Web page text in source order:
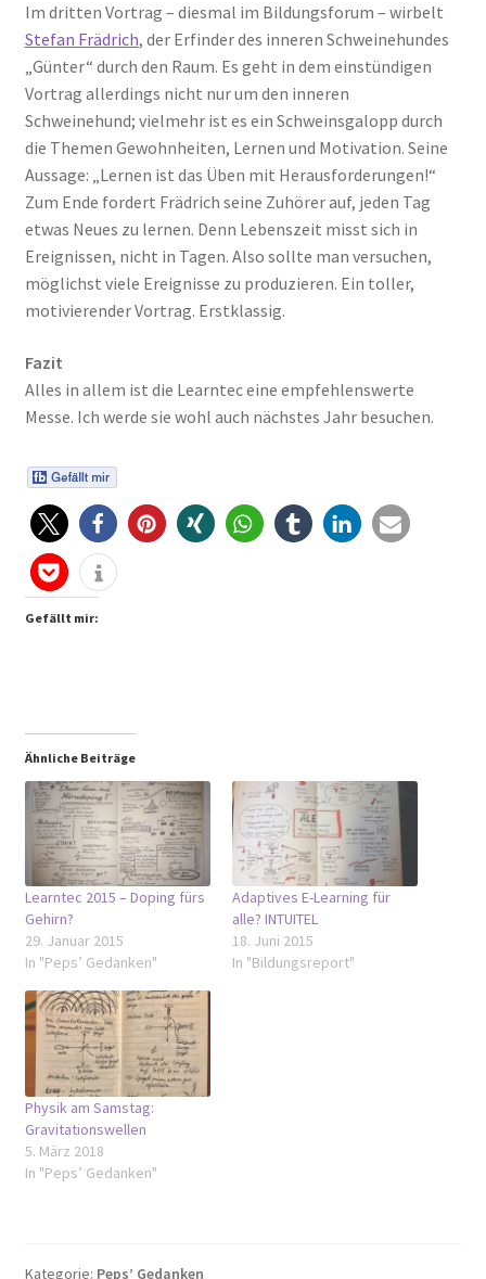
Im dritten Vortrag – diesmal im Bildungsforum – wirbelt
Stefan Frädrich, der Erfinder des inneren Schweinehundes
„Günter“ durch den Raum. Es geht in dem einstündigen
Vortrag allerdings nicht nur um den inneren
Schweinehund; vielmehr ist es ein Schweinsgalopp durch
die Themen Gewohnheiten, Lernen und Motivation. Seine
Aussage: „Lernen ist das Üben mit Herausforderungen!“
Zum Ende fordert Frädrich seine Zuhörer auf, jeden Tag
etwas Neues zu lernen. Denn Lebenszeit misst sich in
Ereignissen, nicht in Tagen. Also sollte man versuchen,
möglichst viele Ereignisse zu produzieren. Ein toller,
motivierender Vortrag. Erstklassig.
Fazit
Alles in allem ist die Learntec eine empfehlenswerte
Messe. Ich werde sie wohl auch nächstes Jahr besuchen.
Gefällt mir:
Ähnliche Beiträge
Learntec 2015 – Doping fürs
Gehirn?
29. Januar 2015
In "Peps’ Gedanken"
Adaptives E-Learning für
alle? INTUITEL
18. Juni 2015
In "Bildungsreport"
Physik am Samstag:
Gravitationswellen
5. März 2018
In "Peps’ Gedanken"
Kategorie: Peps’ Gedanken